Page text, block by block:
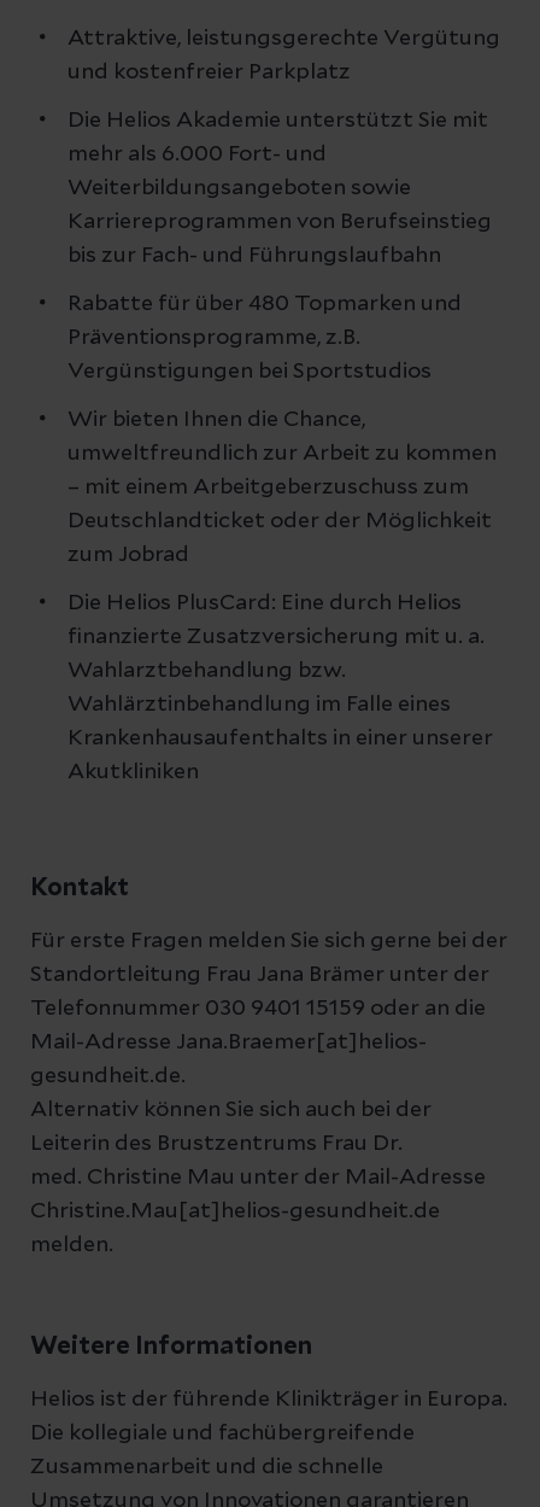
Attraktive, leistungsgerechte Vergütung
und kostenfreier Parkplatz
Die Helios Akademie unterstützt Sie mit
mehr als 6.000 Fort- und
Weiterbildungsangeboten sowie
Karriereprogrammen von Berufseinstieg
bis zur Fach- und Führungslaufbahn
Rabatte für über 480 Topmarken und
Präventionsprogramme, z.B.
Vergünstigungen bei Sportstudios
Wir bieten Ihnen die Chance,
umweltfreundlich zur Arbeit zu kommen
– mit einem Arbeitgeberzuschuss zum
Deutschlandticket oder der Möglichkeit
zum Jobrad
Die Helios PlusCard: Eine durch Helios
finanzierte Zusatzversicherung mit u. a.
Wahlarztbehandlung bzw.
Wahlärztinbehandlung im Falle eines
Krankenhausaufenthalts in einer unserer
Akutkliniken
Kontakt
Für erste Fragen melden Sie sich gerne bei der
Standortleitung Frau Jana Brämer unter der
Telefonnummer 030 9401 15159 oder an die
Mail-Adresse Jana.Braemer[at]helios-
gesundheit.de.
Alternativ können Sie sich auch bei der
Leiterin des Brustzentrums Frau Dr.
med. Christine Mau unter der Mail-Adresse
Christine.Mau[at]helios-gesundheit.de
melden.
Weitere Informationen
Helios ist der führende Klinikträger in Europa.
Die kollegiale und fachübergreifende
Zusammenarbeit und die schnelle
Umsetzung von Innovationen garantieren